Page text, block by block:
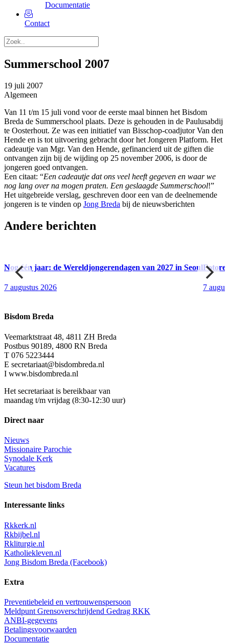
Documentatie
Contact
Summerschool 2007
19 juli 2007
Algemeen
Van 11 t/m 15 juli vond voor de eerste maal binnen het Bisdom
Breda de Summerschool plaats. Deze is gehouden in de Paulusabdij
te Oosterhout. Ze was een initiatief van Bisschop-coadjutor Van den
Hende en is tot uitvoering gebracht door het Jongeren Platform. Het
cadeautje van Mgr. Van den Hende, gefinancierd uit de giften die
ontvangen zijn bij de wijding op 25 november 2006, is door de
jongeren goed ontvangen.
Een citaat: “Een cadeautje dat ons veel heeft gegeven en waar we
nog lang over na mogen praten. Een geslaagde Summerschool!”
Het uitgebreide verslag, geschreven door een van de deelnemende
jongeren is te vinden op Jong Breda bij de nieuwsberichten
Andere berichten
Nog één jaar: de Wereldjongerendagen van 2027 in Seoul
7 augustus 2026 7
Bisdom Breda
Veemarktstraat 48, 4811 ZH Breda
Postbus 90189, 4800 RN Breda
T 076 5223444
E secretariaat@bisdombreda.nl
I www.bisdombreda.nl
Het secretariaat is bereikbaar van
maandag t/m vrijdag (8:30-12:30 uur)
Direct naar
Nieuws
Missionaire Parochie
Synodale Kerk
Vacatures
Steun het bisdom Breda
Interessante links
Rkkerk.nl
Rkbijbel.nl
Rkliturgie.nl
Katholiekleven.nl
Jong Bisdom Breda (Facebook)
Extra
Preventiebeleid en vertrouwenspersoon
Meldpunt Grensoverschrijdend Gedrag RKK
ANBI-gegevens
Betalingsvoorwaarden
Documentatie